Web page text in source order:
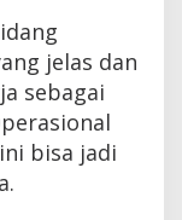
jelas dan
sebagai
bisa jadi